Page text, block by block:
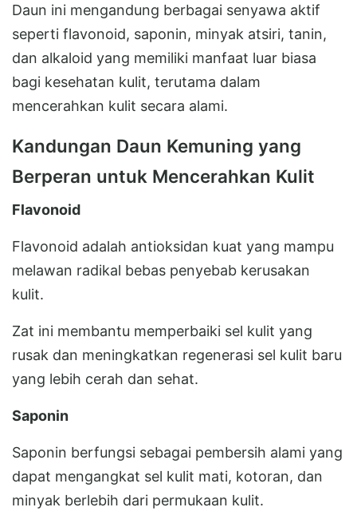
Daun ini mengandung berbagai senyawa aktif
seperti flavonoid, saponin, minyak atsiri, tanin,
dan alkaloid yang memiliki manfaat luar biasa
bagi kesehatan kulit, terutama dalam
mencerahkan kulit secara alami.
Kandungan Daun Kemuning yang
Berperan untuk Mencerahkan Kulit
Flavonoid
Flavonoid adalah antioksidan kuat yang mampu
melawan radikal bebas penyebab kerusakan
kulit.
Zat ini membantu memperbaiki sel kulit yang
rusak dan meningkatkan regenerasi sel kulit baru
yang lebih cerah dan sehat.
Saponin
Saponin berfungsi sebagai pembersih alami yang
dapat mengangkat sel kulit mati, kotoran, dan
minyak berlebih dari permukaan kulit.